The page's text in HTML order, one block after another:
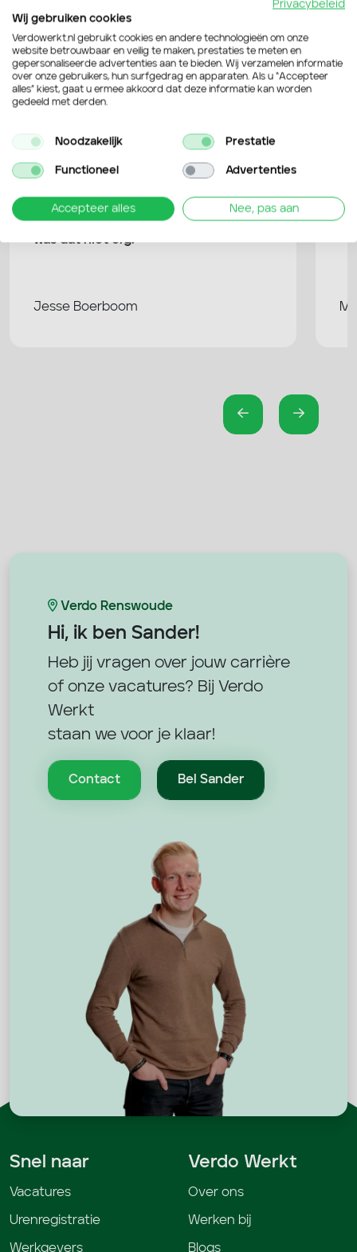
4,6 / 5van de 109 Google reviews
Bekijk Google reviews
Verdo is heel erg flexibel en dat werkt
erg prettig. Ik heb nooit gezeur gehad
en als ik een keer een dagje niet kon,
was dat niet erg.
Jesse Boerboom
Verdo Renswoude
Hi, ik ben Sander!
Heb jij vragen over jouw carrière
of onze vacatures? Bij Verdo
Werkt
staan we voor je klaar!
Contact Bel Sander
Snel naar
Vacatures
Urenregistratie
Werkgevers
Verdo Werkt
Over ons
Werken bij
Blogs
Privacybeleid
Wij gebruiken cookies
Verdowerkt.nl gebruikt cookies en andere technologieën om onze
website betrouwbaar en veilig te maken, prestaties te meten en
gepersonaliseerde advertenties aan te bieden. Wij verzamelen informatie
over onze gebruikers, hun surfgedrag en apparaten. Als u “Accepteer
alles” kiest, gaat u ermee akkoord dat deze informatie kan worden
gedeeld met derden.
Noodzakelijk Prestatie
Functioneel Advertenties
Accepteer alles Nee, pas aan